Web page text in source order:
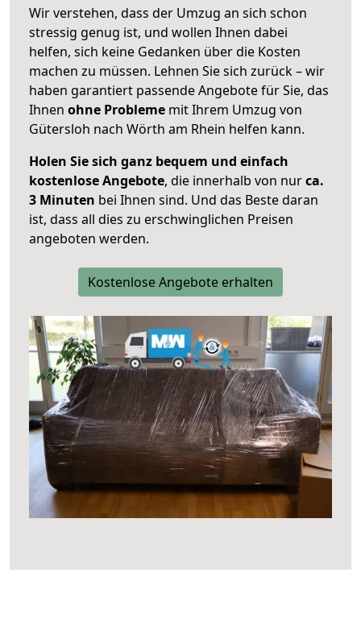
Wir verstehen, dass der Umzug an sich schon
stressig genug ist, und wollen Ihnen dabei
helfen, sich keine Gedanken über die Kosten
machen zu müssen. Lehnen Sie sich zurück – wir
haben garantiert passende Angebote für Sie, das
Ihnen ohne Probleme mit Ihrem Umzug von
Gütersloh nach Wörth am Rhein helfen kann.
Holen Sie sich ganz bequem und einfach
kostenlose Angebote, die innerhalb von nurca.
3 Minuten bei Ihnen sind. Und das Beste daran
ist, dass all dies zu erschwinglichen Preisen
angeboten werden.
Kostenlose Angebote erhalten